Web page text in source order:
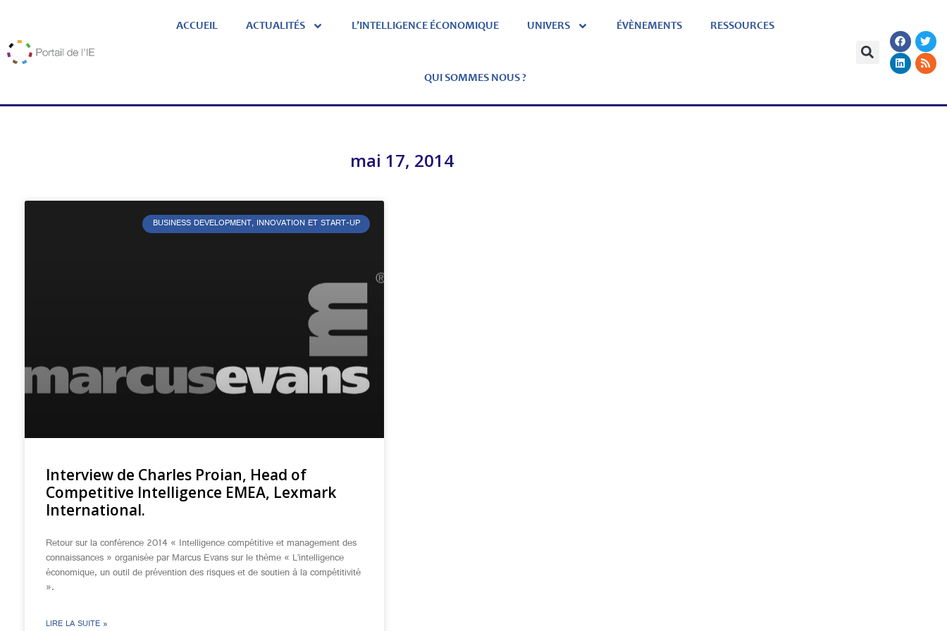
ACCUEIL ACTUALITÉS L’INTELLIGENCE ÉCONOMIQUE UNIVERS ÉVÈNEMENTS RESSOURCES
QUI SOMMES NOUS ?
mai 17, 2014
BUSINESS DEVELOPMENT, INNOVATION ET START-UP
Interview de Charles Proian, Head of
Competitive Intelligence EMEA, Lexmark
International.
Retour sur la conférence 2014 « Intelligence compétitive et management des
connaissances » organisée par Marcus Evans sur le thème « L’intelligence
économique, un outil de prévention des risques et de soutien à la compétitivité
».
LIRE LA SUITE »